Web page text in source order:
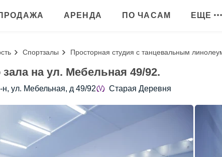
АРЕНДА ПО ЧАСАМ ЕЩЕ
Спортзалы Просторная студия с танцевальным
на ул. Мебельная 49/92.
н, ул. Мебельная, д 49/92 Старая Деревня